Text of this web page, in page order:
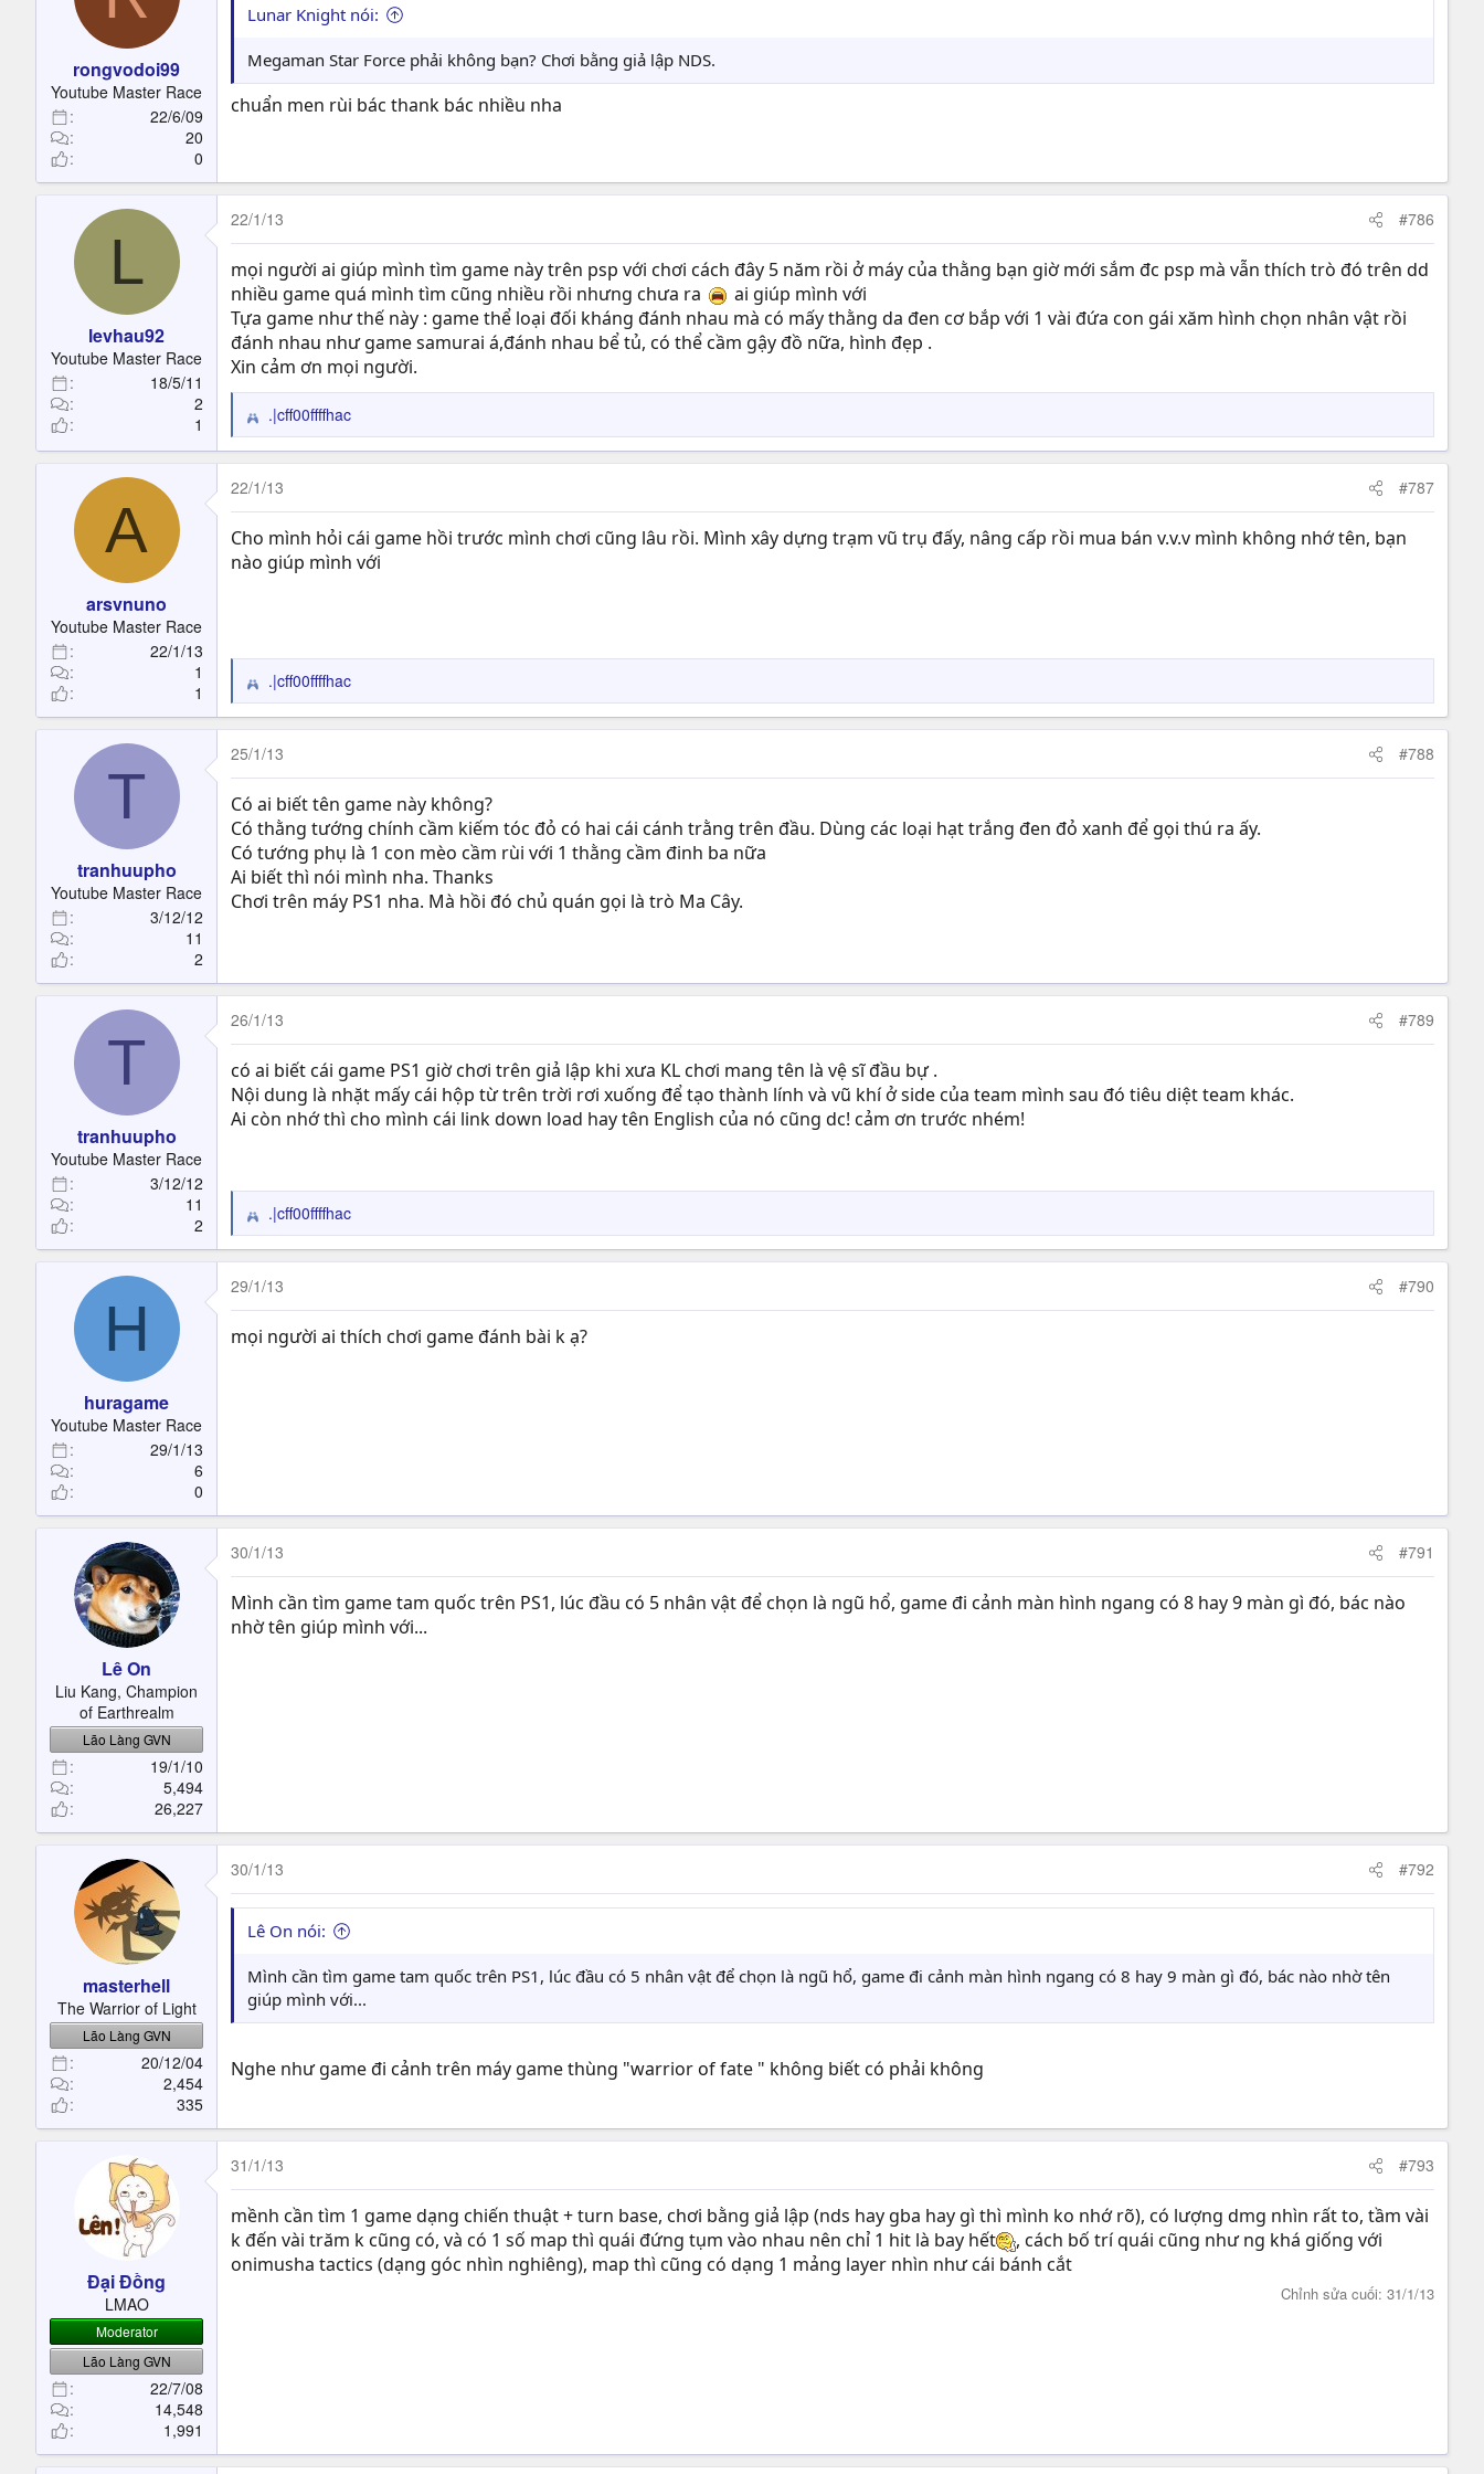
rongvodoi99
Youtube Master Race
22/6/09
20
0
Lunar Knight nói:
Megaman Star Force phải không bạn? Chơi bằng giả lập NDS.
chuẩn men rùi bác thank bác nhiều nha
L
levhau92
Youtube Master Race
18/5/11
2
1
22/1/13 #786
mọi người ai giúp mình tìm game này trên psp với chơi cách đây 5 năm rồi ở máy của thằng bạn giờ mới sắm đc psp mà vẫn thích trò đó trên dd
nhiều game quá mình tìm cũng nhiều rồi nhưng chưa ra
ai giúp mình với
Tựa game như thế này : game thể loại đối kháng đánh nhau mà có mấy thằng da đen cơ bắp với 1 vài đứa con gái xăm hình chọn nhân vật rồi
đánh nhau như game samurai á,đánh nhau bể tủ, có thể cầm gậy đồ nữa, hình đẹp .
Xin cảm ơn mọi người.
R
e
a
c
t
i
o
n
.|cff00ffffhac
A
arsvnuno
Youtube Master Race
22/1/13
1
1
22/1/13 #787
Cho mình hỏi cái game hồi trước mình chơi cũng lâu rồi. Mình xây dựng trạm vũ trụ đấy, nâng cấp rồi mua bán v.v.v mình không nhớ tên, bạn
nào giúp mình với
R
e
a
c
t
o
n
s
:
.|cff00ffffhac
T
tranhuupho
Youtube Master Race
3/12/12
11
2
25/1/13 #788
Có ai biết tên game này không?
Có thằng tướng chính cầm kiếm tóc đỏ có hai cái cánh trằng trên đầu. Dùng các loại hạt trắng đen đỏ xanh để gọi thú ra ấy.
Có tướng phụ là 1 con mèo cầm rùi với 1 thằng cầm đinh ba nữa
Ai biết thì nói mình nha. Thanks
Chơi trên máy PS1 nha. Mà hồi đó chủ quán gọi là trò Ma Cây.
T
tranhuupho
Youtube Master Race
3/12/12
11
2
26/1/13 #789
có ai biết cái game PS1 giờ chơi trên giả lập khi xưa KL chơi mang tên là vệ sĩ đầu bự .
Nội dung là nhặt mấy cái hộp từ trên trời rơi xuống để tạo thành lính và vũ khí ở side của team mình sau đó tiêu diệt team khác.
Ai còn nhớ thì cho mình cái link down load hay tên English của nó cũng dc! cảm ơn trước nhém!
R
e
a
c
t
o
.|cff00ffffhac
H
huragame
Youtube Master Race
29/1/13
6
0
29/1/13 #790
mọi người ai thích chơi game đánh bài k ạ?
Lê On
Liu Kang, Champion
of Earthrealm
Lão Làng GVN
19/1/10
5,494
26,227
30/1/13 #791
Mình cần tìm game tam quốc trên PS1, lúc đầu có 5 nhân vật để chọn là ngũ hổ, game đi cảnh màn hình ngang có 8 hay 9 màn gì đó, bác nào
nhờ tên giúp mình với...
masterhell
The Warrior of Light
Lão Làng GVN
20/12/04
2,454
335
30/1/13 #792
Lê On nói:
Mình cần tìm game tam quốc trên PS1, lúc đầu có 5 nhân vật để chọn là ngũ hổ, game đi cảnh màn hình ngang có 8 hay 9 màn gì đó, bác nào nhờ tên
giúp mình với...
Nghe như game đi cảnh trên máy game thùng "warrior of fate " không biết có phải không
Đại Đồng
LMAO
Moderator
Lão Làng GVN
22/7/08
14,548
1,991
31/1/13 #793
mềnh cần tìm 1 game dạng chiến thuật + turn base, chơi bằng giả lập (nds hay gba hay gì thì mình ko nhớ rõ), có lượng dmg nhìn rất to, tầm vài
k đến vài trăm k cũng có, và có 1 số map thì quái đứng tụm vào nhau nên chỉ 1 hit là bay hết
, cách bố trí quái cũng như ng khá giống với
onimusha tactics (dạng góc nhìn nghiêng), map thì cũng có dạng 1 mảng layer nhìn như cái bánh cắt
Chỉnh sửa cuối: 31/1/13